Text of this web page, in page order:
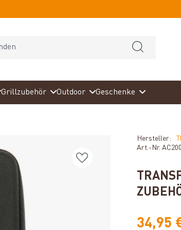
Grillzubehör Outdoor Geschenke
Hersteller:
Art.-Nr. AC200
34,95